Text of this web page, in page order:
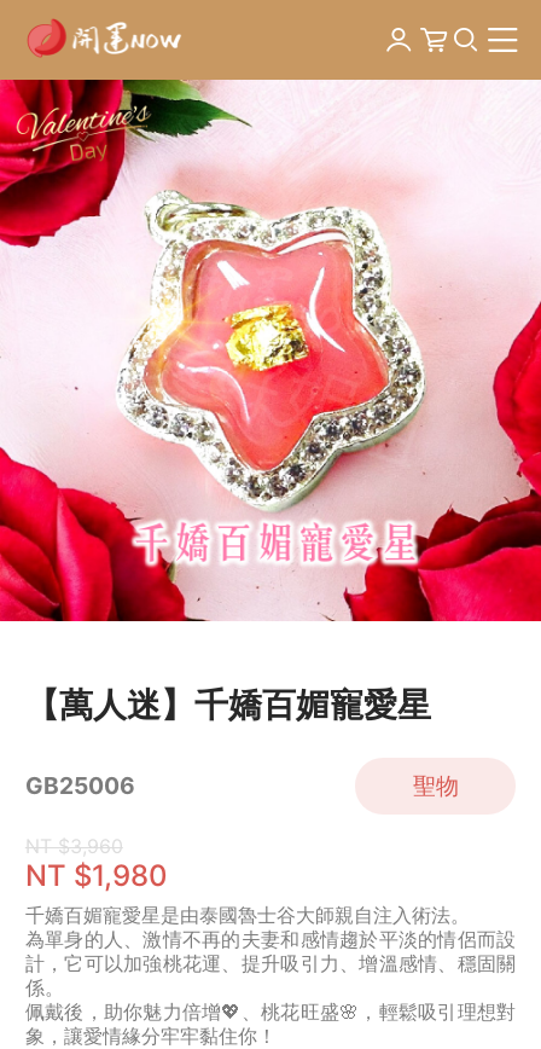
【萬人迷】千嬌百媚寵愛星
GB25006 聖物
NT $3,960
NT $1,980
千嬌百媚寵愛星是由泰國魯士谷大師親自注入術法。
為單身的人、激情不再的夫妻和感情趨於平淡的情侶而設
計，它可以加強桃花運、提升吸引力、增溫感情、穩固關
係。
佩戴後，助你魅力倍增💖、桃花旺盛🌸，輕鬆吸引理想對
象，讓愛情緣分牢牢黏住你！